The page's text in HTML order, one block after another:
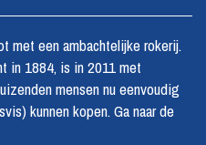
met een ambachtelijke rokerij.
in 1884, is in 2011 met
mensen nu eenvoudig
kunnen kopen. Ga naar de